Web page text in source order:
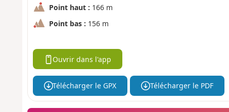
Point haut : 166 m
Point bas : 156 m
Ouvrir dans l'app
Télécharger le GPX Télécharger le PDF